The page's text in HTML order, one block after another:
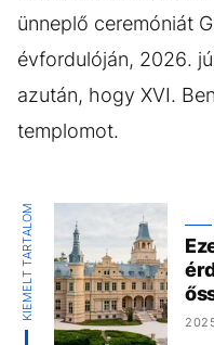
ünneplő ceremóniát
évfordulóján, 2026.
azután, hogy XVI.
templomot.
KIEMELT TARTALOM